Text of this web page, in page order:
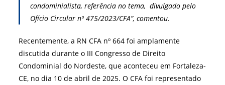
condominialista, referência no tema, divulgado pelo
Ofício Circular nº 475/2023/CFA”, comentou.
Recentemente, a RN CFA nº 664 foi amplamente
discutida durante o III Congresso de Direito
Condominial do Nordeste, que aconteceu em Fortaleza-
CE, no dia 10 de abril de 2025. O CFA foi representado